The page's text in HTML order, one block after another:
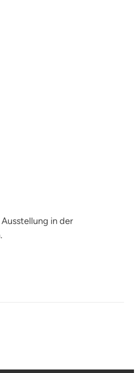
in der